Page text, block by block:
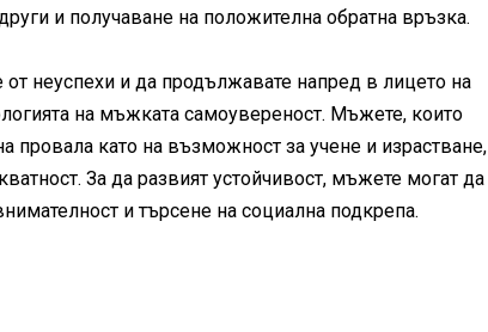
и получаване на положителна обратна връзка.
от неуспехи и да продължавате напред в лицето на
на мъжката самоувереност. Мъжете, които
провала като на възможност за учене и израстване,
За да развият устойчивост, мъжете могат да
и търсене на социална подкрепа.